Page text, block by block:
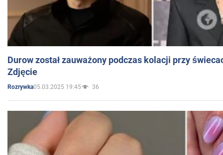
Durow został zauważony podczas kolacji przy
Zdjęcie
Rozrywka05.03.2025 19:45 36